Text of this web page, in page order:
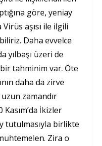
göre, yeniay
aşısı ile ilgili
Daha evvelce
yılbaşı üzeri de
tahminim var. Öte
daha da zirve
zamandır
İkizler
tutulmasıyla birlikte
Zira o